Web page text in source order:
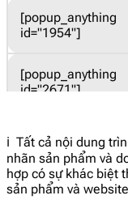
[popup_anything
id="1954"]
[popup_anything
id="2671"]
id="2687"]
[popup_anything
ℹ️ Tất cả nội dung
nhãn sản phẩm và
hợp có sự khác biệt
sản phẩm và